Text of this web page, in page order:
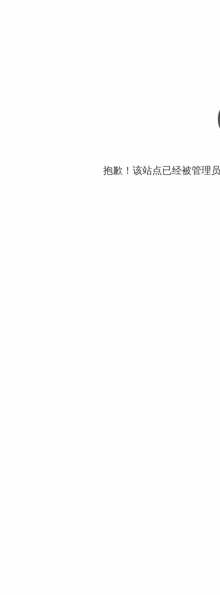
抱歉！该站点已经被管理